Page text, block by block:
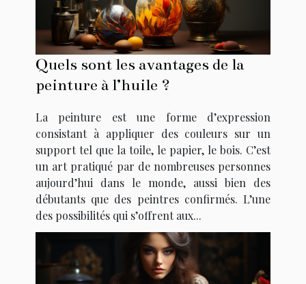
Quels sont les avantages de la
peinture à l’huile ?
La peinture est une forme d’expression
consistant à appliquer des couleurs sur un
support tel que la toile, le papier, le bois. C’est
un art pratiqué par de nombreuses personnes
aujourd’hui dans le monde, aussi bien des
débutants que des peintres confirmés. L’une
des possibilités qui s’offrent aux...